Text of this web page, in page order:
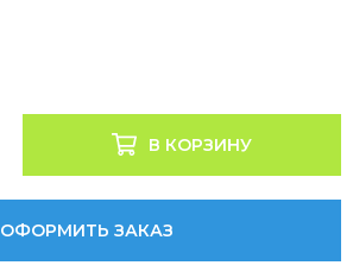
В КОРЗИНУ
ОФОРМИТЬ ЗАКАЗ